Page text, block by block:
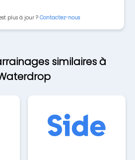
plus à jour ? Contactez-nous
similaires à